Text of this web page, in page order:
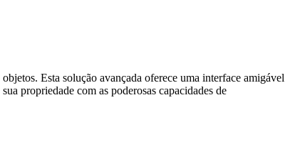
Esta solução avançada oferece uma interface amigável
propriedade com as poderosas capacidades de